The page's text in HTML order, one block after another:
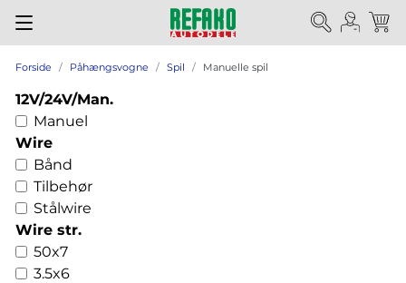
Forside Påhængsvogne Spil Manuelle spil
12V/24V/Man.
Manuel
Wire
Bånd
Tilbehør
Stålwire
Wire str.
50x7
3.5x6